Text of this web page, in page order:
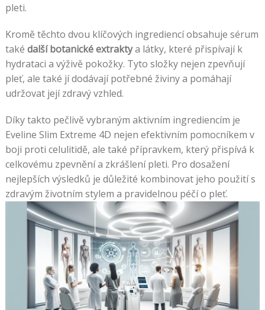
pleti.
Kromě těchto dvou klíčových ingrediencí obsahuje sérum
také další botanické extraktya látky, které přispívají k
hydrataci a výživě pokožky. Tyto složky nejen zpevňují
pleť, ale také jí dodávají potřebné živiny a pomáhají
udržovat její zdravý vzhled.
Díky takto pečlivě vybraným aktivním ingrediencím je
Eveline Slim Extreme 4D nejen efektivním pomocníkem v
boji proti celulitidě, ale také přípravkem, který přispívá k
celkovému zpevnění a zkrášlení pleti. Pro dosažení
nejlepších výsledků je důležité kombinovat jeho použití s
zdravým životním stylem a pravidelnou péčí o pleť.